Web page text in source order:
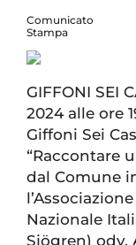
Comunicato
Stampa
GIFFONI SEI
2024 alle ore
Giffoni Sei
“Raccontare
dal Comune
Nazionale
Sjögren)